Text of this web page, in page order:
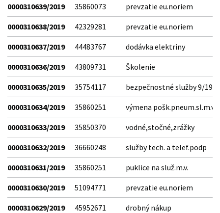
0000310639/2019 35860073 prevzatie eu.noriem
0000310638/2019 42329281 prevzatie eu.noriem
0000310637/2019 44483767 dodávka elektriny
0000310636/2019 43809731 Školenie
0000310635/2019 35754117 bezpečnostné služby 9/19
0000310634/2019 35860251 výmena pošk.pneum.sl.m.v.
0000310633/2019 35850370 vodné,stočné,zrážky
0000310632/2019 36660248 služby tech. a telef.podp
0000310631/2019 35860251 puklice na služ.m.v.
0000310630/2019 51094771 prevzatie eu.noriem
0000310629/2019 45952671 drobný nákup